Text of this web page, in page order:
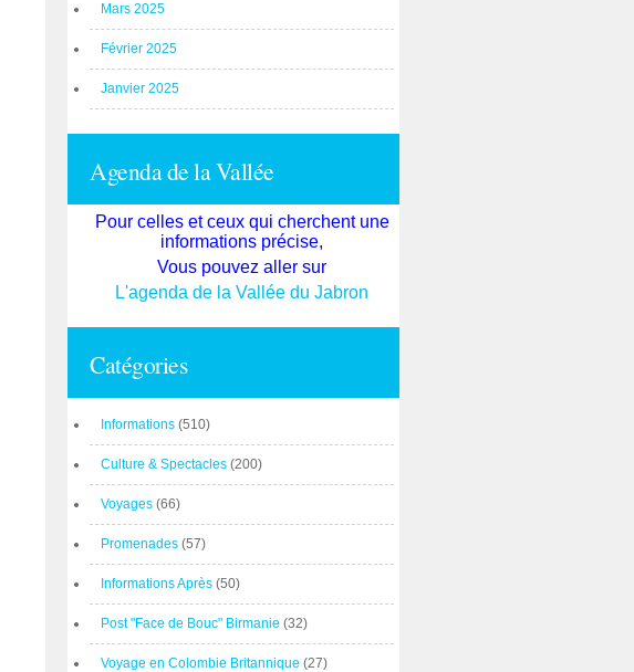
Mars 2025
Février 2025
Janvier 2025
Agenda de la Vallée
Pour celles et ceux qui cherchent une
informations précise,
Vous pouvez aller sur
L'agenda de la Vallée du Jabron
Catégories
Informations (510)
Culture & Spectacles (200)
Voyages (66)
Promenades (57)
Informations Après (50)
Post "Face de Bouc" Birmanie (32)
Voyage en Colombie Britannique (27)